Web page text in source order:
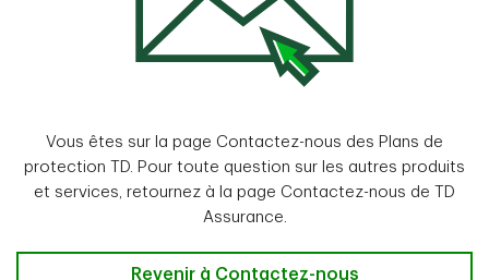
Vous êtes sur la page Contactez-nous des Plans de
protection TD. Pour toute question sur les autres produits
et services, retournez à la page Contactez-nous de TD
Assurance.
Revenir à Contactez-nous